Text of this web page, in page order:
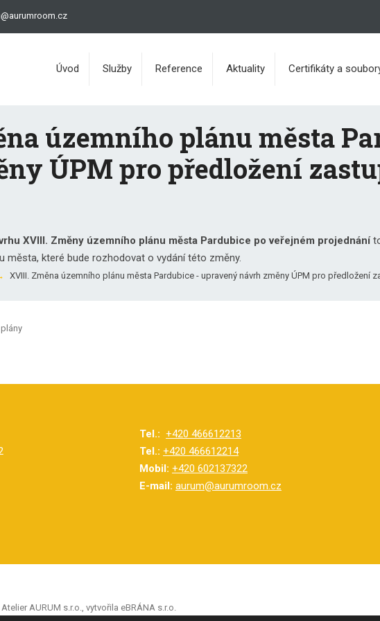
Úvod Služby Reference Aktuality Certifikáty a
územního plánu města
ÚPM pro předložení
XVIII. Změny územního plánu města Pardubice po veřejném projednání
města, které bude rozhodovat o vydání této změny.
XVIII. Změna územního plánu města Pardubice - upravený návrh změny ÚPM pro předložení
Tel.: +420 466612213
Tel.: +420 466612214
Mobil: +420 602137322
E-mail: aurum@aurumroom.cz
AURUM s.r.o., vytvořila eBRÁNA s.r.o.